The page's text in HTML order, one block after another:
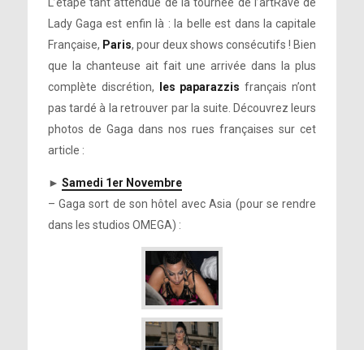
Lady Gaga est enfin là : la belle est dans la capitale
Française, Paris, pour deux shows consécutifs ! Bien
que la chanteuse ait fait une arrivée dans la plus
complète discrétion,
les paparazzis français n’ont
pas tardé à la retrouver par la suite. Découvrez leurs
photos de Gaga dans nos rues françaises sur cet
article :
► Samedi 1er Novembre
– Gaga sort de son hôtel avec Asia (pour se rendre
dans les studios OMEGA) :